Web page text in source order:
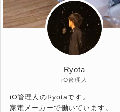
Ryota
iO管理人
iO管理人のRyotaです。
家電メーカーで働いています。